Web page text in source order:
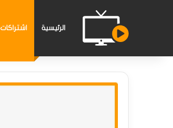
الرئيسية اشتراكات IPTV